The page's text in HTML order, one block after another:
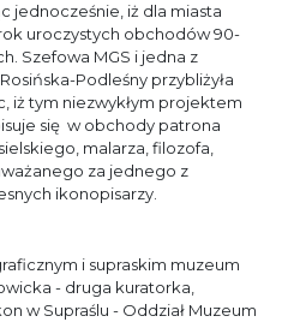
jednocześnie, iż dla miasta
uroczystych obchodów 90-
Szefowa MGS i jedna z
Podleśny przybliżyła
iż tym niezwykłym projektem
się w obchody patrona
malarza, filozofa,
za jednego z
ikonopisarzy.
i supraskim muzeum
- druga kuratorka,
w Supraślu - Oddział Muzeum